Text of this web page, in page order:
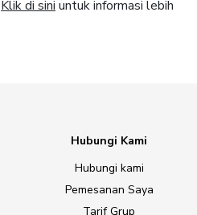
Klik di sini untuk informasi lebih
Hubungi Kami
Hubungi kami
Pemesanan Saya
Tarif Grup